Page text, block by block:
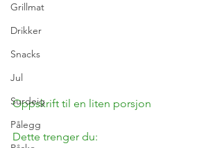
Grillmat
Drikker
Snacks
Jul
Surdeig
Pålegg
Oppskrift til en liten porsjon
Dette trenger du: